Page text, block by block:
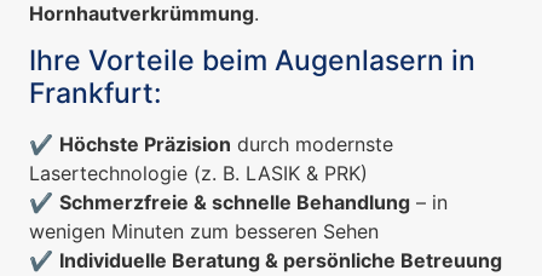
Hornhautverkrümmung.
Ihre Vorteile beim Augenlasern in
Frankfurt:
✔ Höchste Präzision durch modernste
Lasertechnologie (z. B. LASIK & PRK)
✔ Schmerzfreie & schnelle Behandlung – in
wenigen Minuten zum besseren Sehen
✔ Individuelle Beratung & persönliche Betreuung